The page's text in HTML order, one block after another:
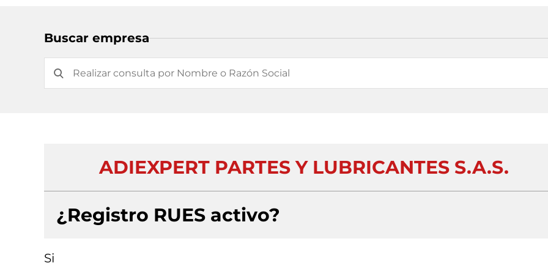
Buscar empresa
ADIEXPERT PARTES Y LUBRICANTES S.A.S.
¿Registro RUES activo?
Si